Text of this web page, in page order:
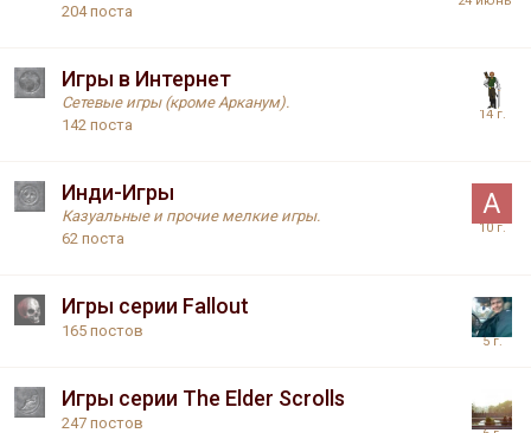
204 поста
Игры в Интернет
Сетевые игры (кроме Арканум).
142 поста
Инди-Игры
Казуальные и прочие мелкие игры.
62 поста
Игры серии Fallout
165 постов
Игры серии The Elder Scrolls
247 постов